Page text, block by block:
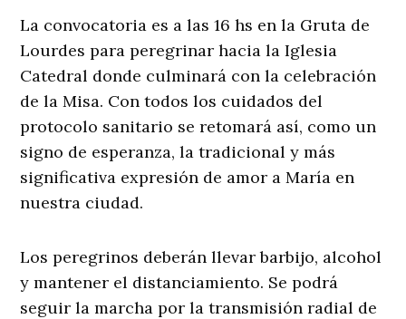
La convocatoria es a las 16 hs en la Gruta de
Lourdes para peregrinar hacia la Iglesia
Catedral donde culminará con la celebración
de la Misa. Con todos los cuidados del
protocolo sanitario se retomará así, como un
signo de esperanza, la tradicional y más
significativa expresión de amor a María en
nuestra ciudad.
Los peregrinos deberán llevar barbijo, alcohol
y mantener el distanciamiento. Se podrá
seguir la marcha por la transmisión radial de